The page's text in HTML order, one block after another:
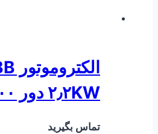
۲٫۲KW دور ۹۰۰
تماس بگیرید